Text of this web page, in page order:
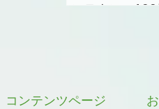
ンテナンス100
コンテンツページ